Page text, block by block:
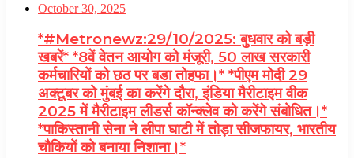
October 30, 2025
*#Metronewz:29/10/2025: बुधवार को बड़ी
खबरें* *8वें वेतन आयोग को मंजूरी, 50 लाख सरकारी
कर्मचारियों को छठ पर बडा तोहफा।* *पीएम मोदी 29
अक्टूबर को मुंबई का करेंगे दौरा, इंडिया मैरीटाइम वीक
2025 में मैरीटाइम लीडर्स कॉन्क्लेव को करेंगे संबोधित।*
*पाकिस्तानी सेना ने लीपा घाटी में तोड़ा सीजफायर, भारतीय
चौकियों को बनाया निशाना।*